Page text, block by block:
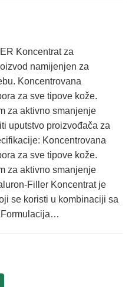
Koncentrat za
namijenjen za
Koncentrovana
za sve tipove kože.
za aktivno smanjenje
uputstvo proizvođača za
Koncentrovana
za sve tipove kože.
za aktivno smanjenje
Filler Koncentrat je
se koristi u kombinaciji sa
Formulacija…